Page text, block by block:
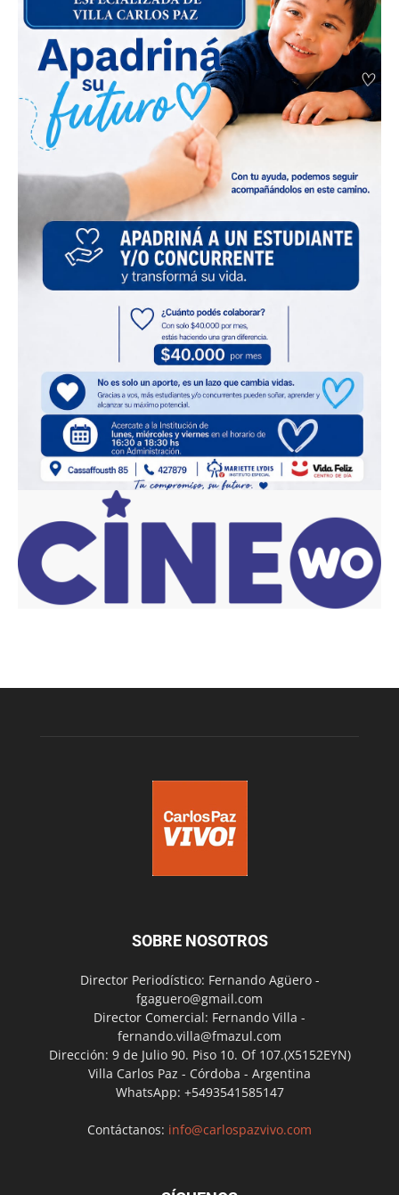
SOBRE NOSOTROS
Director Periodístico: Fernando Agüero -
fgaguero@gmail.com
Director Comercial: Fernando Villa -
fernando.villa@fmazul.com
Dirección: 9 de Julio 90. Piso 10. Of 107.(X5152EYN)
Villa Carlos Paz - Córdoba - Argentina
WhatsApp: +5493541585147
Contáctanos: info@carlospazvivo.com